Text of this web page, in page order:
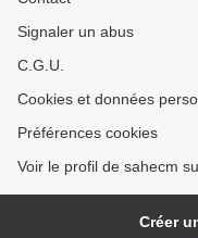
Signaler un abus
C.G.U.
Cookies et données
Préférences cookies
Voir le profil de sahecm
Créer